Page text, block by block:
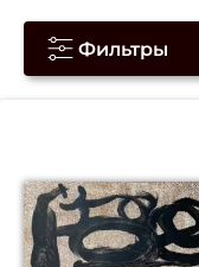
Фильтры